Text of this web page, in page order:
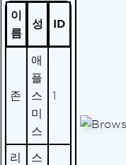
이
름
성 ID
존
애
플
스
미
스
1
리
스